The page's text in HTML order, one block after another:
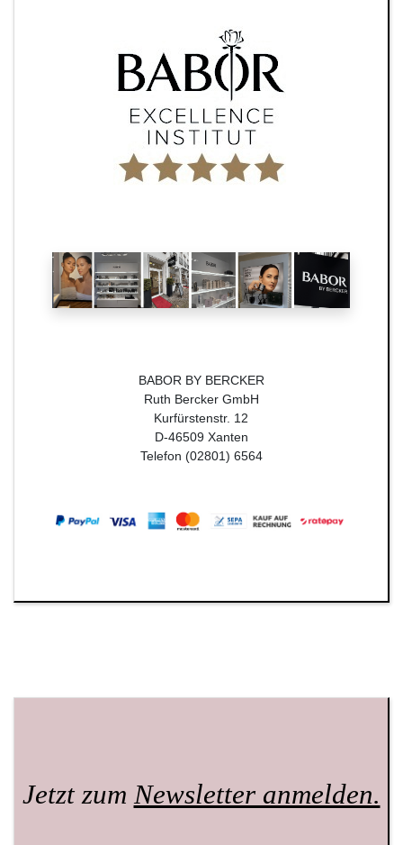
BABOR BY BERCKER
Ruth Bercker GmbH
Kurfürstenstr. 12
D-46509 Xanten
Telefon (02801) 6564
Jetzt zumNewsletter anmelden.